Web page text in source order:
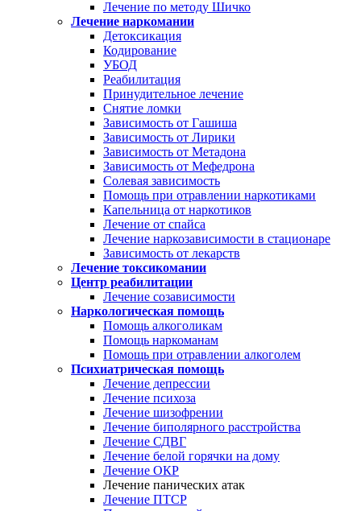
Лечение по методу Шичко
Лечение наркомании
Детоксикация
Кодирование
УБОД
Реабилитация
Принудительное лечение
Снятие ломки
Зависимость от Гашиша
Зависимость от Лирики
Зависимость от Метадона
Зависимость от Мефедрона
Солевая зависимость
Помощь при отравлении наркотиками
Капельница от наркотиков
Лечение от спайса
Лечение наркозависимости в стационаре
Зависимость от лекарств
Лечение токсикомании
Центр реабилитации
Лечение созависимости
Наркологическая помощь
Помощь алкоголикам
Помощь наркоманам
Помощь при отравлении алкоголем
Психиатрическая помощь
Лечение депрессии
Лечение психоза
Лечение шизофрении
Лечение биполярного расстройства
Лечение СДВГ
Лечение белой горячки на дому
Лечение ОКР
Лечение панических атак
Лечение ПТСР